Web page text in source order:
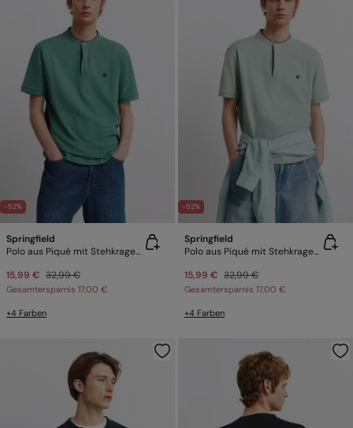
-52%
Springfield
Polo aus Piqué mit Stehkragen und Kontrastdetails, Slim Fit
15,99 € 32,99 €
Gesamtersparnis 17,00 €
+4 Farben
-52%
Springfield
Polo aus Piqué mit Stehkragen und Kontrastdetails, Slim Fit
15,99 € 32,99 €
Gesamtersparnis 17,00 €
+4 Farben